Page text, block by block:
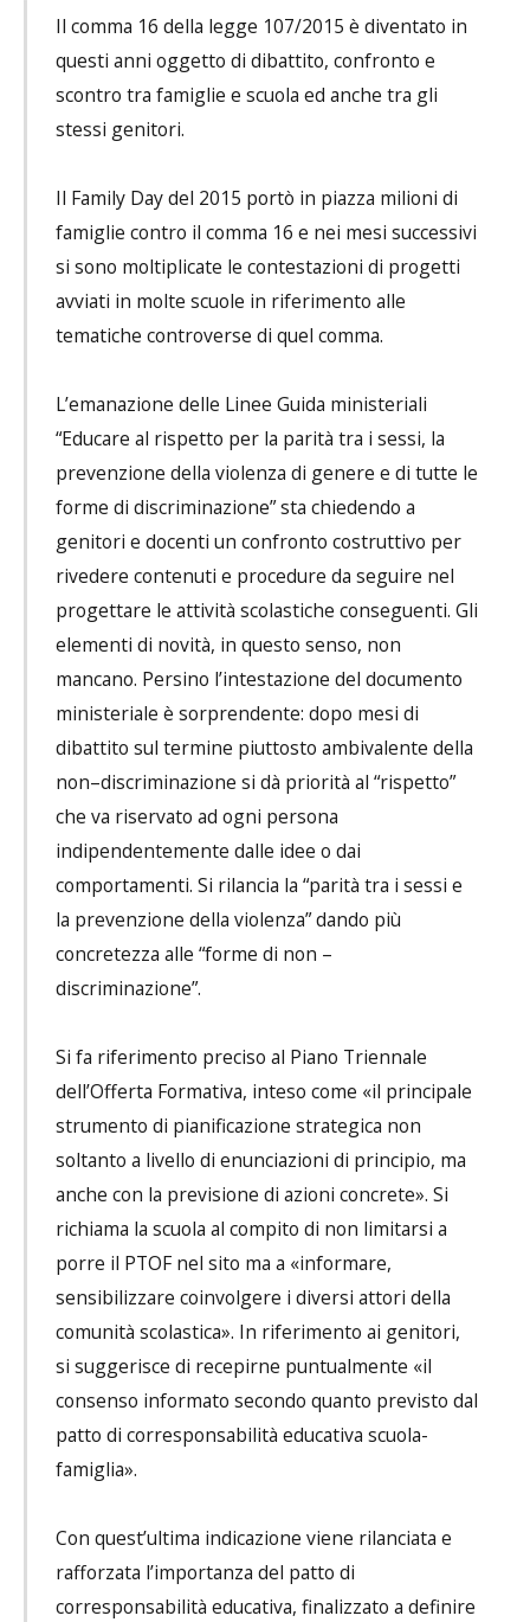
Il comma 16 della legge 107/2015 è diventato in
questi anni oggetto di dibattito, confronto e
scontro tra famiglie e scuola ed anche tra gli
stessi genitori.
Il Family Day del 2015 portò in piazza milioni di
famiglie contro il comma 16 e nei mesi successivi
si sono moltiplicate le contestazioni di progetti
avviati in molte scuole in riferimento alle
tematiche controverse di quel comma.
L’emanazione delle Linee Guida ministeriali
“Educare al rispetto per la parità tra i sessi, la
prevenzione della violenza di genere e di tutte le
forme di discriminazione” sta chiedendo a
genitori e docenti un confronto costruttivo per
rivedere contenuti e procedure da seguire nel
progettare le attività scolastiche conseguenti. Gli
elementi di novità, in questo senso, non
mancano. Persino l’intestazione del documento
ministeriale è sorprendente: dopo mesi di
dibattito sul termine piuttosto ambivalente della
non–discriminazione si dà priorità al “rispetto”
che va riservato ad ogni persona
indipendentemente dalle idee o dai
comportamenti. Si rilancia la “parità tra i sessi e
la prevenzione della violenza” dando più
concretezza alle “forme di non –
discriminazione”.
Si fa riferimento preciso al Piano Triennale
dell’Offerta Formativa, inteso come «il principale
strumento di pianificazione strategica non
soltanto a livello di enunciazioni di principio, ma
anche con la previsione di azioni concrete». Si
richiama la scuola al compito di non limitarsi a
porre il PTOF nel sito ma a «informare,
sensibilizzare coinvolgere i diversi attori della
comunità scolastica». In riferimento ai genitori,
si suggerisce di recepirne puntualmente «il
consenso informato secondo quanto previsto dal
patto di corresponsabilità educativa scuola-
famiglia».
Con quest’ultima indicazione viene rilanciata e
rafforzata l’importanza del patto di
corresponsabilità educativa, finalizzato a definire